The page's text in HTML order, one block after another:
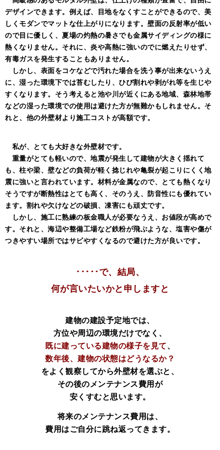
デザインできます。例えば、目地をなくすことができるので、美
しくモダンでマットな仕上がりになります。壁面の反射率が低い
ので目に優しく、夏場の灼熱の暑さでも金属サイディングの様に
熱くなりません。それに、炎や高熱に強いのでに燃えたりせず、
有毒ガスを発生することもありません。
しかし、表面をコケなどで汚れた場合を洗う事が出来ないうえ
に、湿った環境下では苔むしたり、ひび割れや剥がれ等を生じや
すくなります。そう考えると池や川が近くにある地域、森林地帯
などの湿った環境での使用は避けた方が無難かもしれません。そ
れと、他の外壁材より施工コストが高額です。
私が、とても大好きな外壁材です。
重量がとても軽いので、 地震が発生して建物が大きく揺れて
も、柱や梁、壁などの負荷が軽く捻じれや亀裂が起こりにくく地
震に強いと言われています。材料が金属なので、とても熱くなり
そうですが断熱性はとても高く、そのうえ、防音性にも優れてい
ます。割れや欠けなどの破損、凍害にも頑丈です。
しかし、施工に熟練の板金職人が必要なうえ、お値段が高めで
す。それと、海辺や整備工場など鉄粉が飛ぶような、塩害や傷が
つきやすい場所ではサビやすくなるので避けた方が良いです。
･････で、結局、
何が言いたいかと申しますと
建物の建設予定地では、
方位や周辺の環境だけでなく、
既に建っている建物の様子を見て、
数年後、建物の状態はどうなるか？
をよく観察してから外壁材を選ぶと、
その後のメンテナンス費用が
安くすむと思います。
将来のメンテナンス費用は、
費用はご自分に跳ね返ってきます。